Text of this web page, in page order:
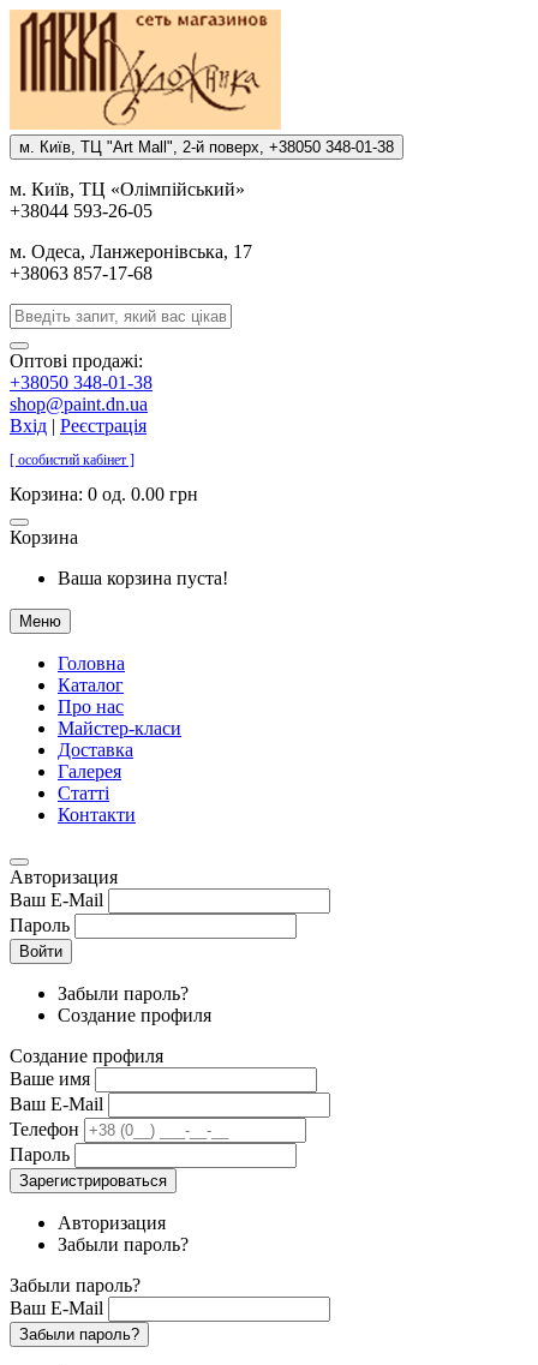
м. Киïв, ТЦ "Art Mall", 2-й поверх, +38050 348-01-38
м. Киïв, ТЦ «Олiмпiйський»
+38044 593-26-05
м. Одеса, Ланжеронiвська, 17
+38063 857-17-68
Оптові продажі:
+38050 348-01-38
shop@paint.dn.ua
Вхід | Реєстрація
[ особистий кабінет ]
Корзина: 0 од. 0.00 грн
Корзина
Ваша корзина пуста!
Меню
Головна
Каталог
Про нас
Майстер-класи
Доставка
Галерея
Статтi
Контакти
Авторизация
Ваш E-Mail
Пароль
Войти
Забыли пароль?
Создание профиля
Создание профиля
Ваше имя
Ваш E-Mail
Телефон
Пароль
Зарегистрироваться
Авторизация
Забыли пароль?
Забыли пароль?
Ваш E-Mail
Забыли пароль?